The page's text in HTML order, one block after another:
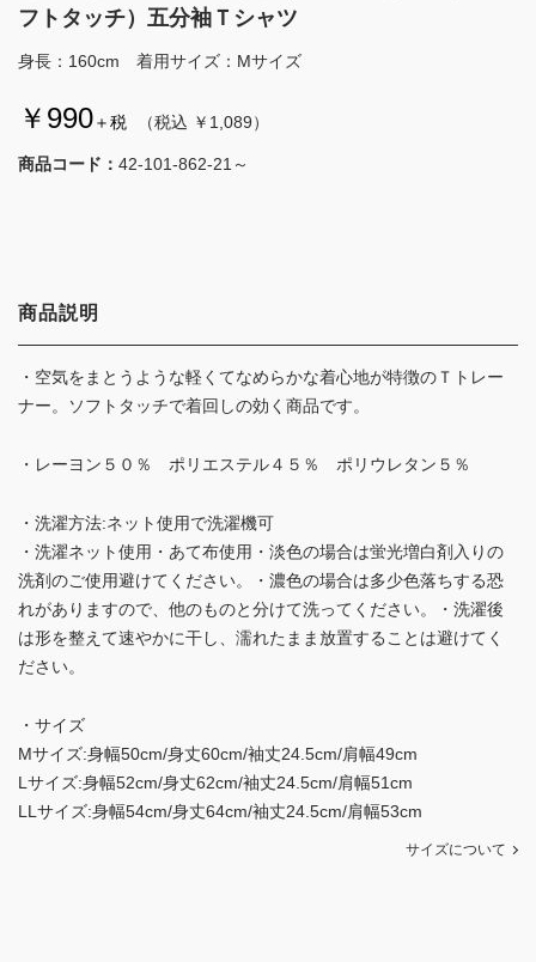
フトタッチ）五分袖Ｔシャツ
身長：160cm 着用サイズ：Mサイズ
￥990＋税 （税込 ￥1,089）
商品コード： 42-101-862-21～
商品説明
・空気をまとうような軽くてなめらかな着心地が特徴のＴトレー
ナー。ソフトタッチで着回しの効く商品です。
・レーヨン５０％ ポリエステル４５％ ポリウレタン５％
・洗濯方法:ネット使用で洗濯機可
・洗濯ネット使用・あて布使用・淡色の場合は蛍光増白剤入りの
洗剤のご使用避けてください。・濃色の場合は多少色落ちする恐
れがありますので、他のものと分けて洗ってください。・洗濯後
は形を整えて速やかに干し、濡れたまま放置することは避けてく
ださい。
・サイズ
Mサイズ:身幅50cm/身丈60cm/袖丈24.5cm/肩幅49cm
Lサイズ:身幅52cm/身丈62cm/袖丈24.5cm/肩幅51cm
LLサイズ:身幅54cm/身丈64cm/袖丈24.5cm/肩幅53cm
サイズについて